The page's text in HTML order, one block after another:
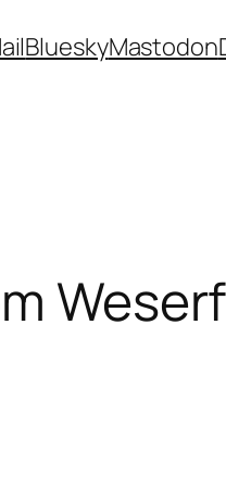
BlueskyMastodon